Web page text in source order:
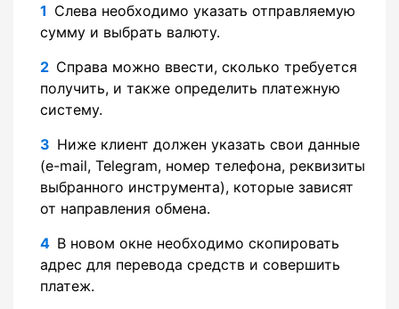
Слева необходимо указать отправляемую
сумму и выбрать валюту.
Справа можно ввести, сколько требуется
получить, и также определить платежную
систему.
Ниже клиент должен указать свои данные
(e-mail, Telegram, номер телефона, реквизиты
выбранного инструмента), которые зависят
от направления обмена.
В новом окне необходимо скопировать
адрес для перевода средств и совершить
платеж.